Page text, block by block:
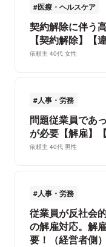
医療・ヘルスケア
契約解除に伴う
【契約解除】【
依頼主 40代 女性
人事・労務
問題従業員であ
が必要【解雇】
依頼主 40代 男性
人事・労務
従業員が反社会
の解雇対応。解
要！（経営者側